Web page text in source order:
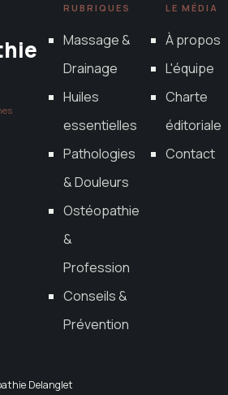
RUBRIQUES
Massage &
Drainage
Huiles
essentielles
Pathologies
& Douleurs
Ostéopathie
&
Profession
Conseils &
Prévention
LE MÉDIA
À propos
L'équipe
Charte
éditoriale
Contact
Delanglet